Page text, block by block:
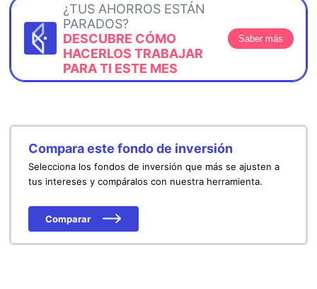
¿TUS AHORROS ESTÁN
PARADOS?
DESCUBRE CÓMO
HACERLOS TRABAJAR
PARA TI ESTE MES
Saber más
Compara este fondo de inversión
Selecciona los fondos de inversión que más se ajusten a
tus intereses y compáralos con nuestra herramienta.
Comparar